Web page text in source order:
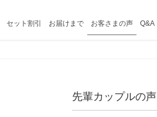
セット割引 お届けまで お客さまの声 Q&A
先輩カップルの声